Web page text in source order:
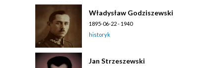
Władysław Godziszewski
1895-06-22 - 1940
historyk
Jan Strzeszewski